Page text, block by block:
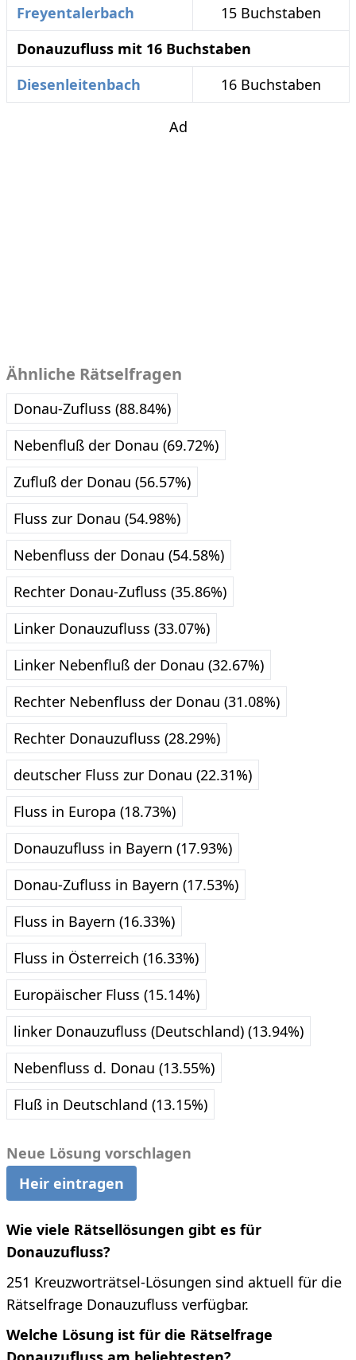
Freyentalerbach
15 Buchstaben
Donauzufluss mit 16 Buchstaben
Diesenleitenbach
16 Buchstaben
Ad
Ähnliche Rätselfragen
Donau-Zufluss (88.84%)
Nebenfluß der Donau (69.72%)
Zufluß der Donau (56.57%)
Fluss zur Donau (54.98%)
Nebenfluss der Donau (54.58%)
Rechter Donau-Zufluss (35.86%)
Linker Donauzufluss (33.07%)
Linker Nebenfluß der Donau (32.67%)
Rechter Nebenfluss der Donau (31.08%)
Rechter Donauzufluss (28.29%)
deutscher Fluss zur Donau (22.31%)
Fluss in Europa (18.73%)
Donauzufluss in Bayern (17.93%)
Donau-Zufluss in Bayern (17.53%)
Fluss in Bayern (16.33%)
Fluss in Österreich (16.33%)
Europäischer Fluss (15.14%)
linker Donauzufluss (Deutschland) (13.94%)
Nebenfluss d. Donau (13.55%)
Fluß in Deutschland (13.15%)
Neue Lösung vorschlagen
Heir eintragen
Wie viele Rätsellösungen gibt es für
Donauzufluss?
251 Kreuzworträtsel-Lösungen sind aktuell für die
Rätselfrage Donauzufluss verfügbar.
Welche Lösung ist für die Rätselfrage